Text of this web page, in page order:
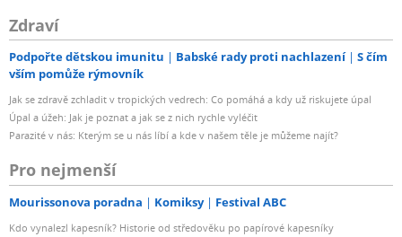
Zdraví
Podpořte dětskou imunitu Babské rady proti nachlazení
S čím
vším pomůže rýmovník
Jak se zdravě zchladit v tropických vedrech: Co pomáhá a kdy už riskujete úpal
Úpal a úžeh: Jak je poznat a jak se z nich rychle vyléčit
Parazité v nás: Kterým se u nás líbí a kde v našem těle je můžeme najít?
Pro nejmenší
Mourissonova poradna Komiksy Festival ABC
Kdo vynalezl kapesník? Historie od středověku po papírové kapesníky